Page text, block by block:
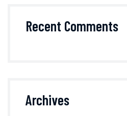
Recent Comments
Archives